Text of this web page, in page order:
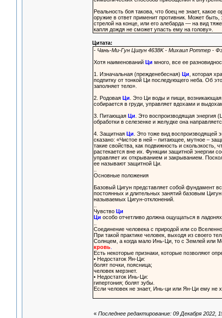
Реальность боя такова, что боец не знает, какое
оружие в ответ применит противник. Может быть,
стрелой на конце, или его алебарда — на вид
капля дождя не сможет упасть ему на голову».
Цитата:
- Чань-Ми-Гун Цигун 4638K - Михаил Роттер -
Хотя наименований Ци много, все ее
1. Изначальная (прежденебесная) Ци , которая
подпитку от тонкой Ци последующего неба. Об
заполняет тело».
2. Родовая Ци . Это Ци воды и пищи,
собирается в груди, управляет вдохами и
3. Питающая Ци . Это воспроизводящая энергия
обработки в селезенке и желудке она
4. Защитная Ци . Это тоже вид воспроизводящей
сказано: «Чистое в ней – питающее, мутное –
такие свойства, как подвижность и скользкость,
растекается вне их. Функции защитной энергии
управляет их открыванием и закрыванием.
ее называют защитной Ци.
Основные положения
Базовый Цигун представляет собой фундамент
постоянных и длительных занятий базовым
называемых Цигун-отклонений.
Чувство Ци
Ци особо отчетливо должна ощущаться в
Соединение человека с природой или со
При такой практике человек, выходя из своего
Солнцем, а когда мало Инь-Ци, то с Землей или
кровь.
Есть некоторые признаки, которые позволяют
• Недостаток Ян-Ци:
болят почки, поясница;
человек мерзнет.
• Недостаток Инь-Ци:
гипертония; болят зубы.
Если человек не знает, Инь-ци или Ян-Ци ему
« Последнее редактирование: 09 Декабря 2022,